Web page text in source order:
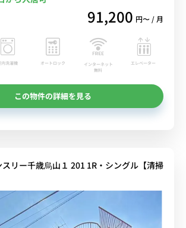
91,200 円〜 / 月
内洗濯機 オートロック
インターネット
無料
エレベーター
この物件の詳細を見る
リー千歳烏山１ 201 1R・シングル【清掃